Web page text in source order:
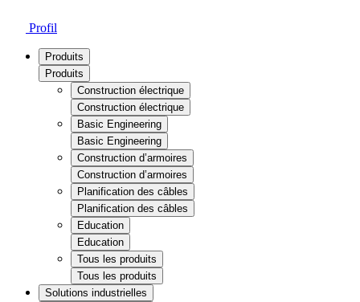
Profil
Produits
Produits
Construction électrique
Construction électrique
Basic Engineering
Basic Engineering
Construction d’armoires
Construction d’armoires
Planification des câbles
Planification des câbles
Education
Education
Tous les produits
Tous les produits
Solutions industrielles